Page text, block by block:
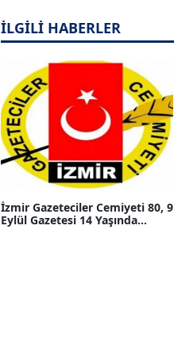
İLGİLİ HABERLER
İzmir Gazeteciler Cemiyeti 80, 9
Eylül Gazetesi 14 Yaşında...